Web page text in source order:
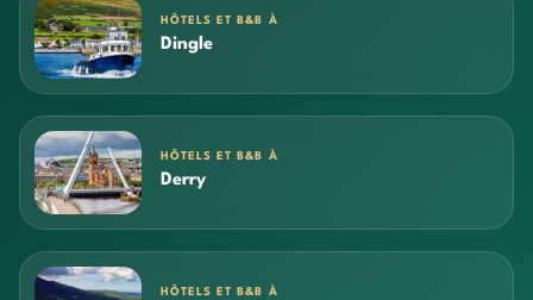
HÔTELS ET B&B À
Dingle
HÔTELS ET B&B À
Derry
HÔTELS ET B&B À